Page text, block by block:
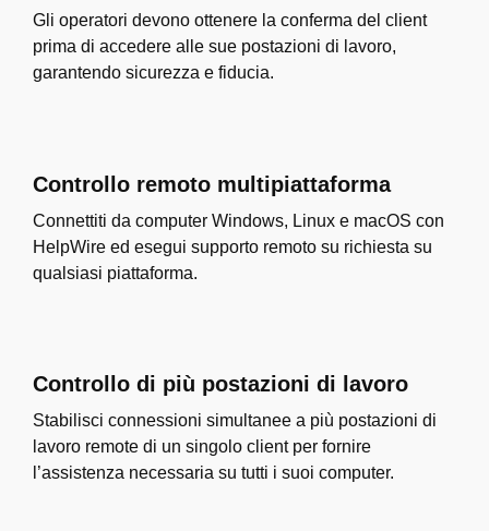
Gli operatori devono ottenere la conferma del client
prima di accedere alle sue postazioni di lavoro,
garantendo sicurezza e fiducia.
Controllo remoto multipiattaforma
Connettiti da computer Windows, Linux e macOS con
HelpWire ed esegui supporto remoto su richiesta su
qualsiasi piattaforma.
Controllo di più postazioni di lavoro
Stabilisci connessioni simultanee a più postazioni di
lavoro remote di un singolo client per fornire
l’assistenza necessaria su tutti i suoi computer.